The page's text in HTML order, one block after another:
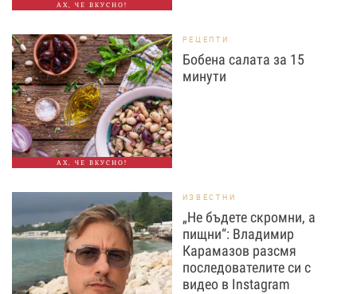
АХ, ЧЕ ВКУСНО!
АХ, ЧЕ ВКУСНО!
РЕЦЕПТИ
Бобена салата за 15
минути
ИЗВЕСТНИ
„Не бъдете скромни, а
пищни“: Владимир
Карамазов разсмя
последователите си с
видео в Instagram